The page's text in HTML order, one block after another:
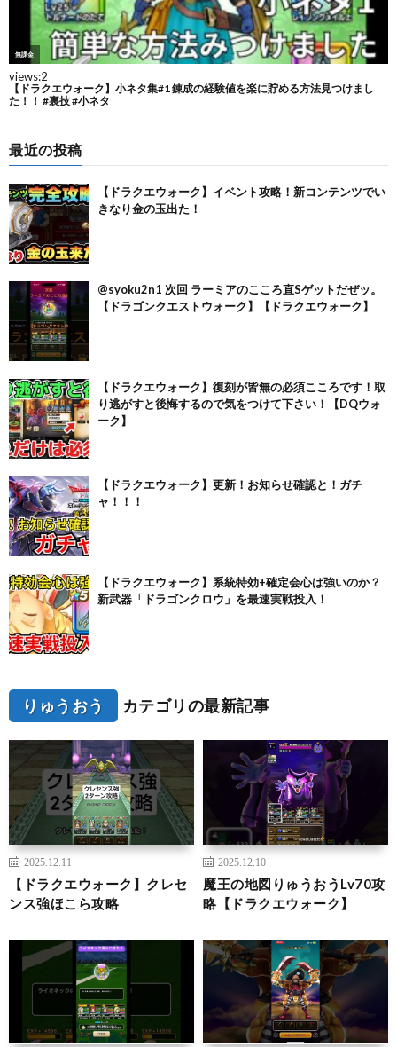
最近の投稿
【ドラクエウォーク】イベント攻略！新コンテンツでい
きなり金の玉出た！
@syoku2n1 次回 ラーミアのこころ直Sゲットだぜッ。
【ドラゴンクエストウォーク】【ドラクエウォーク】
【ドラクエウォーク】復刻が皆無の必須こころです！取
り逃がすと後悔するので気をつけて下さい！【DQウォ
ーク】
【ドラクエウォーク】更新！お知らせ確認と！ガチ
ャ！！！
【ドラクエウォーク】系統特効+確定会心は強いのか？
新武器「ドラゴンクロウ」を最速実戦投入！
りゅうおう カテゴリの最新記事
2025.12.11
【ドラクエウォーク】クレセ
ンス強ほこら攻略
2025.12.10
魔王の地図りゅうおうLv70攻
略【ドラクエウォーク】